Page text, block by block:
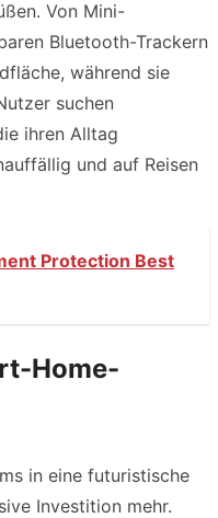
Von Mini-
Bluetooth-Trackern
während sie
suchen
ihren Alltag
und auf Reisen
Protection Best
Home-
in eine futuristische
Investition mehr.